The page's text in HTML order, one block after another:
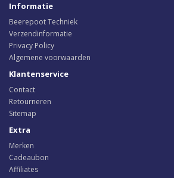
Informatie
Beerepoot Techniek
Verzendinformatie
Privacy Policy
Algemene voorwaarden
Klantenservice
Contact
Retourneren
Sitemap
Extra
Merken
Cadeaubon
Affiliates